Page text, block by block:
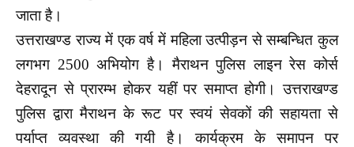
जाता है।
उत्तराखण्ड राज्य में एक वर्ष में महिला उत्पीड़न से सम्बन्धित कुल
लगभग 2500 अभियोग है। मैराथन पुलिस लाइन रेस कोर्स
देहरादून से प्रारम्भ होकर यहीं पर समाप्त होगी। उत्तराखण्ड
पुलिस द्वारा मैराथन के रूट पर स्वयं सेवकों की सहायता से
पर्याप्त व्यवस्था की गयी है। कार्यक्रम के समापन पर